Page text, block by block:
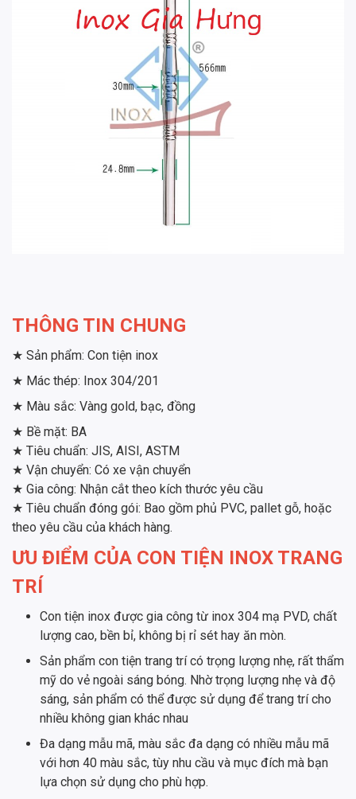
THÔNG TIN CHUNG
★ Sản phẩm: Con tiện inox
★ Mác thép: Inox 304/201
★ Màu sắc: Vàng gold, bạc, đồng
★ Bề mặt: BA
★ Tiêu chuẩn: JIS, AISI, ASTM
★ Vận chuyển: Có xe vận chuyển
★ Gia công: Nhận cắt theo kích thước yêu cầu
★ Tiêu chuẩn đóng gói: Bao gồm phủ PVC, pallet gỗ, hoặc
theo yêu cầu của khách hàng.
ƯU ĐIỂM CỦA CON TIỆN INOX TRANG
TRÍ
Con tiện inox được gia công từ inox 304 mạ PVD, chất
lượng cao, bền bỉ, không bị rỉ sét hay ăn mòn.
Sản phẩm con tiện trang trí có trọng lượng nhẹ, rất thẩm
mỹ do vẻ ngoài sáng bóng. Nhờ trọng lượng nhẹ và độ
sáng, sản phẩm có thể được sử dụng để trang trí cho
nhiều không gian khác nhau
Đa dạng mẫu mã, màu sắc đa dạng có nhiều mẫu mã
với hơn 40 màu sắc, tùy nhu cầu và mục đích mà bạn
lựa chọn sử dụng cho phù hợp.